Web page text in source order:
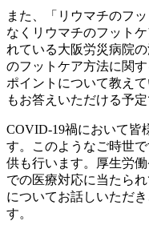
また、「リウマチのフ
なくリウマチのフット
れている大阪労災病院
のフットケア方法に関
ポイントについて教え
もお答えいただける予定
COVID-19禍において皆
す。このようなご時世
供も行います。厚生労
での医療対応に当たら
についてお話しいただ
す。